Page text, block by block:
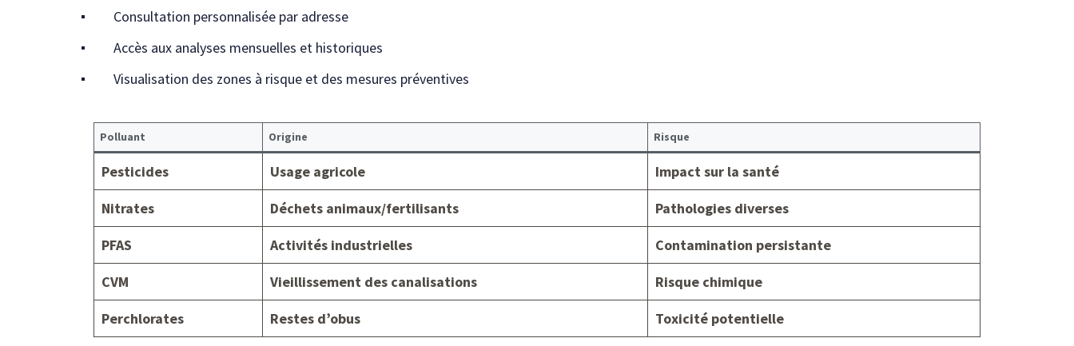
Consultation personnalisée par adresse
Accès aux analyses mensuelles et historiques
Visualisation des zones à risque et des mesures préventives
Polluant Origine Risque
Pesticides Usage agricole
Impact sur la santé
Nitrates
Déchets animaux/fertilisants
Pathologies diverses
PFAS
Activités industrielles
Contamination persistante
CVM
Vieillissement des canalisations
Risque chimique
Perchlorates
Restes d’obus Toxicité potentielle